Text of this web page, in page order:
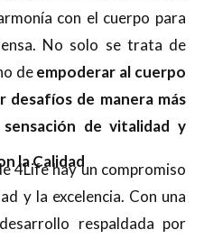
con el cuerpo para
No solo se trata de
deempoderar al cuerpo
de manera más
de vitalidad y
la Calidad
4Life hay un compromiso
y la excelencia. Con una
respaldada por